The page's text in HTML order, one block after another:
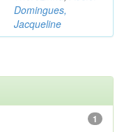
Domingues,
Jacqueline
1